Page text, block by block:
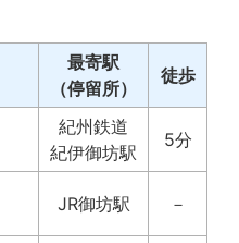
最寄駅
（停留所）
徒歩
紀州鉄道
紀伊御坊駅
5分
JR御坊駅 －